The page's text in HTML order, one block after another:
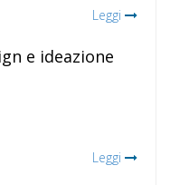
Leggi
e ideazione
Leggi